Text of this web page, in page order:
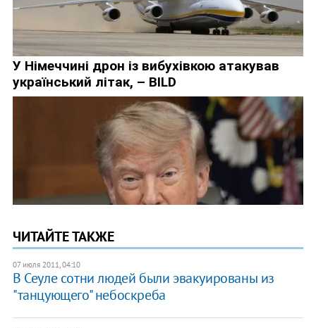
ЧИТАЙТЕ ТАКЖЕ
07 июля 2011, 04:10
В Сеуле сотни людей были эвакуированы из
"танцующего" небоскреба